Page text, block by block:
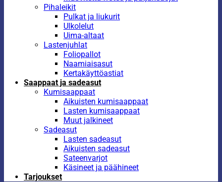
Pihaleikit
Pulkat ja liukurit
Ulkolelut
Uima-altaat
Lastenjuhlat
Foliopallot
Naamiaisasut
Kertakäyttöastiat
Saappaat ja sadeasut
Kumisaappaat
Aikuisten kumisaappaat
Lasten kumisaappaat
Muut jalkineet
Sadeasut
Lasten sadeasut
Aikuisten sadeasut
Sateenvarjot
Käsineet ja päähineet
Tarjoukset